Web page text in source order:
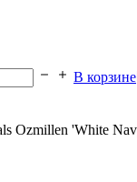
В корзине